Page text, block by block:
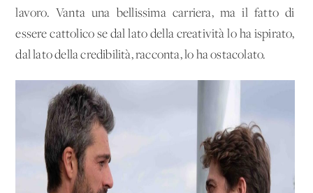
lavoro. Vanta una bellissima carriera, ma il fatto di
essere cattolico se dal lato della creatività lo ha ispirato,
dal lato della credibilità, racconta, lo ha ostacolato.